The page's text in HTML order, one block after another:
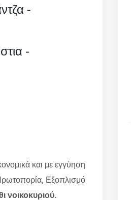
-
-
και με εγγύηση
Εξοπλισμό
νοικοκυριού.